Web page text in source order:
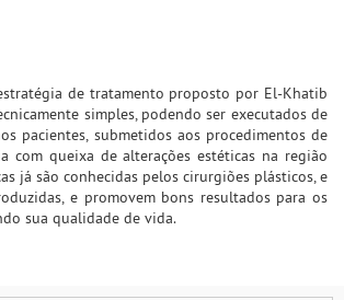
de tratamento proposto por El-Khatib
simples, podendo ser executados de
pacientes, submetidos aos procedimentos de
com queixa de alterações estéticas na região
já são conhecidas pelos cirurgiões plásticos, e
e promovem bons resultados para os
sua qualidade de vida.